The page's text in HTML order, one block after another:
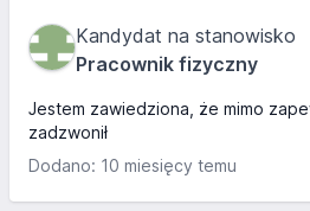
Kandydat na stanowisko
Pracownik fizyczny
Jestem zawiedziona, że mimo
zadzwonił
Dodano: 10 miesięcy temu